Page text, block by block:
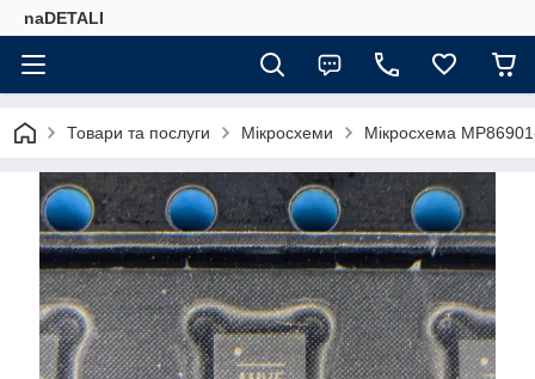
naDETALI
Товари та послуги Мікросхеми Мікросхема